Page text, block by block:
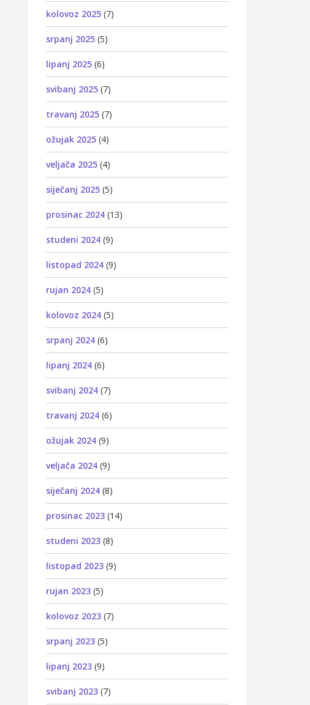
kolovoz 2025 (7)
srpanj 2025 (5)
lipanj 2025 (6)
svibanj 2025 (7)
travanj 2025 (7)
ožujak 2025 (4)
veljača 2025 (4)
siječanj 2025 (5)
prosinac 2024 (13)
studeni 2024 (9)
listopad 2024 (9)
rujan 2024 (5)
kolovoz 2024 (5)
srpanj 2024 (6)
lipanj 2024 (6)
svibanj 2024 (7)
travanj 2024 (6)
ožujak 2024 (9)
veljača 2024 (9)
siječanj 2024 (8)
prosinac 2023 (14)
studeni 2023 (8)
listopad 2023 (9)
rujan 2023 (5)
kolovoz 2023 (7)
srpanj 2023 (5)
lipanj 2023 (9)
svibanj 2023 (7)